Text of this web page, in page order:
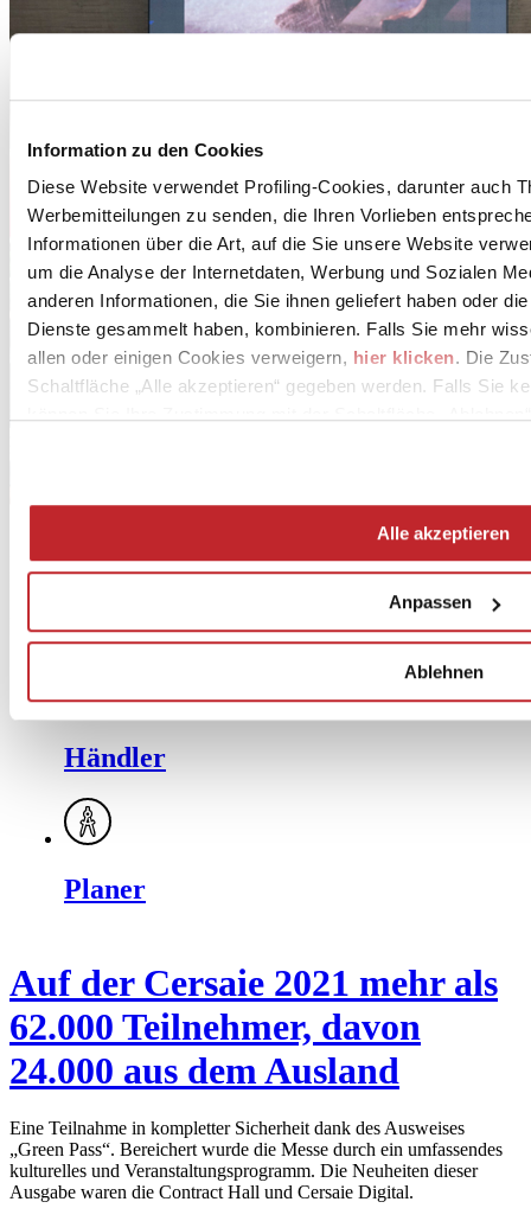
Information zu den Cookies
Diese Website verwendet Profiling-Cookies, darunter auch
Werbemitteilungen zu senden, die Ihren Vorlieben
Informationen über die Art, auf die Sie unsere Website
um die Analyse der Internetdaten, Werbung und Sozialen
anderen Informationen, die Sie ihnen geliefert haben oder
Dienste gesammelt haben, kombinieren. Falls Sie mehr
allen oder einigen Cookies verweigern, hier klicken. Die
Schaltfläche „Alle akzeptieren“ gegeben werden. Falls Sie
Alle akzeptieren
Anpassen
Ablehnen
Händler
Planer
Auf der Cersaie 2021 mehr als
62.000 Teilnehmer, davon
24.000 aus dem Ausland
Eine Teilnahme in kompletter Sicherheit dank des Ausweises
„Green Pass“. Bereichert wurde die Messe durch ein umfassendes
kulturelles und Veranstaltungsprogramm. Die Neuheiten dieser
Ausgabe waren die Contract Hall und Cersaie Digital.